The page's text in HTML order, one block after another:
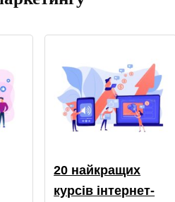
20 найкращих
курсів інтернет-